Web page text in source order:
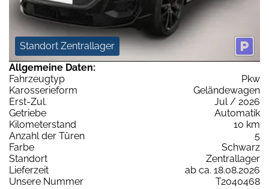
Standort Zentrallager
Allgemeine Daten:
Fahrzeugtyp
Pkw
Karosserieform
Geländewagen
Erst-Zul.
Jul / 2026
Getriebe
Automatik
Kilometerstand
10 km
Anzahl der Türen
5
Farbe
Schwarz
Standort
Zentrallager
Lieferzeit
ab ca. 18.08.2026
Unsere Nummer
T2040468